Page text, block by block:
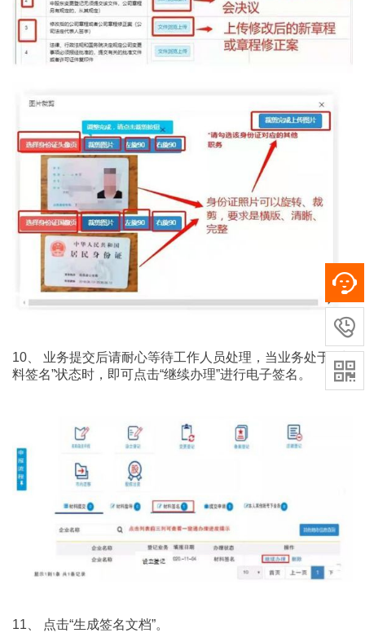
10、 业务提交后请耐心等待工作人员处理，当业务处于“材
料签名”状态时，即可点击“继续办理”进行电子签名。
11、 点击“生成签名文档”。

